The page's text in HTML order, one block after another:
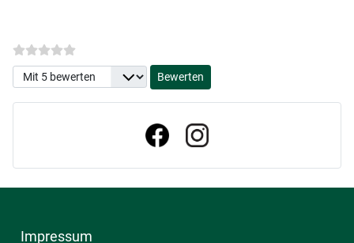
Bitte bewerten
Impressum